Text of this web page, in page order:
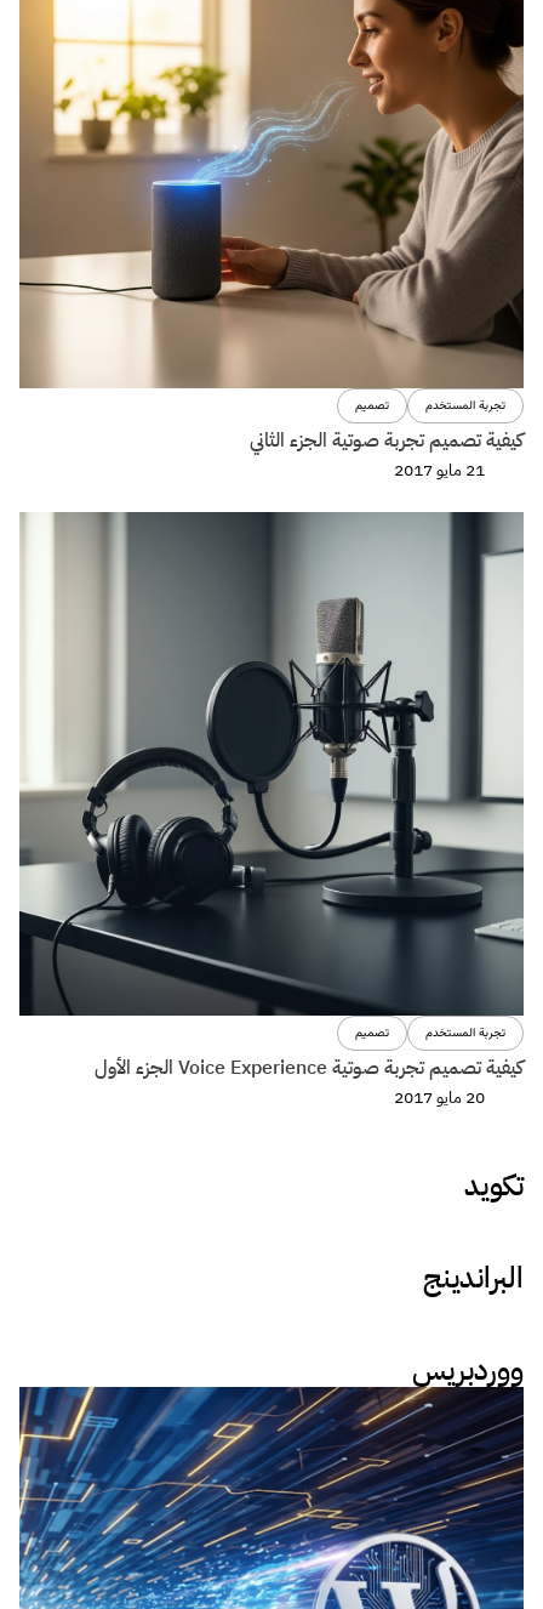
تجربة المستخدم تصميم
كيفية تصميم تجربة صوتية الجزء الثاني
21 مايو 2017
تجربة المستخدم تصميم
كيفية تصميم تجربة صوتية Voice Experience الجزء الأول
20 مايو 2017
تكويد
البراندينج
ووردبريس